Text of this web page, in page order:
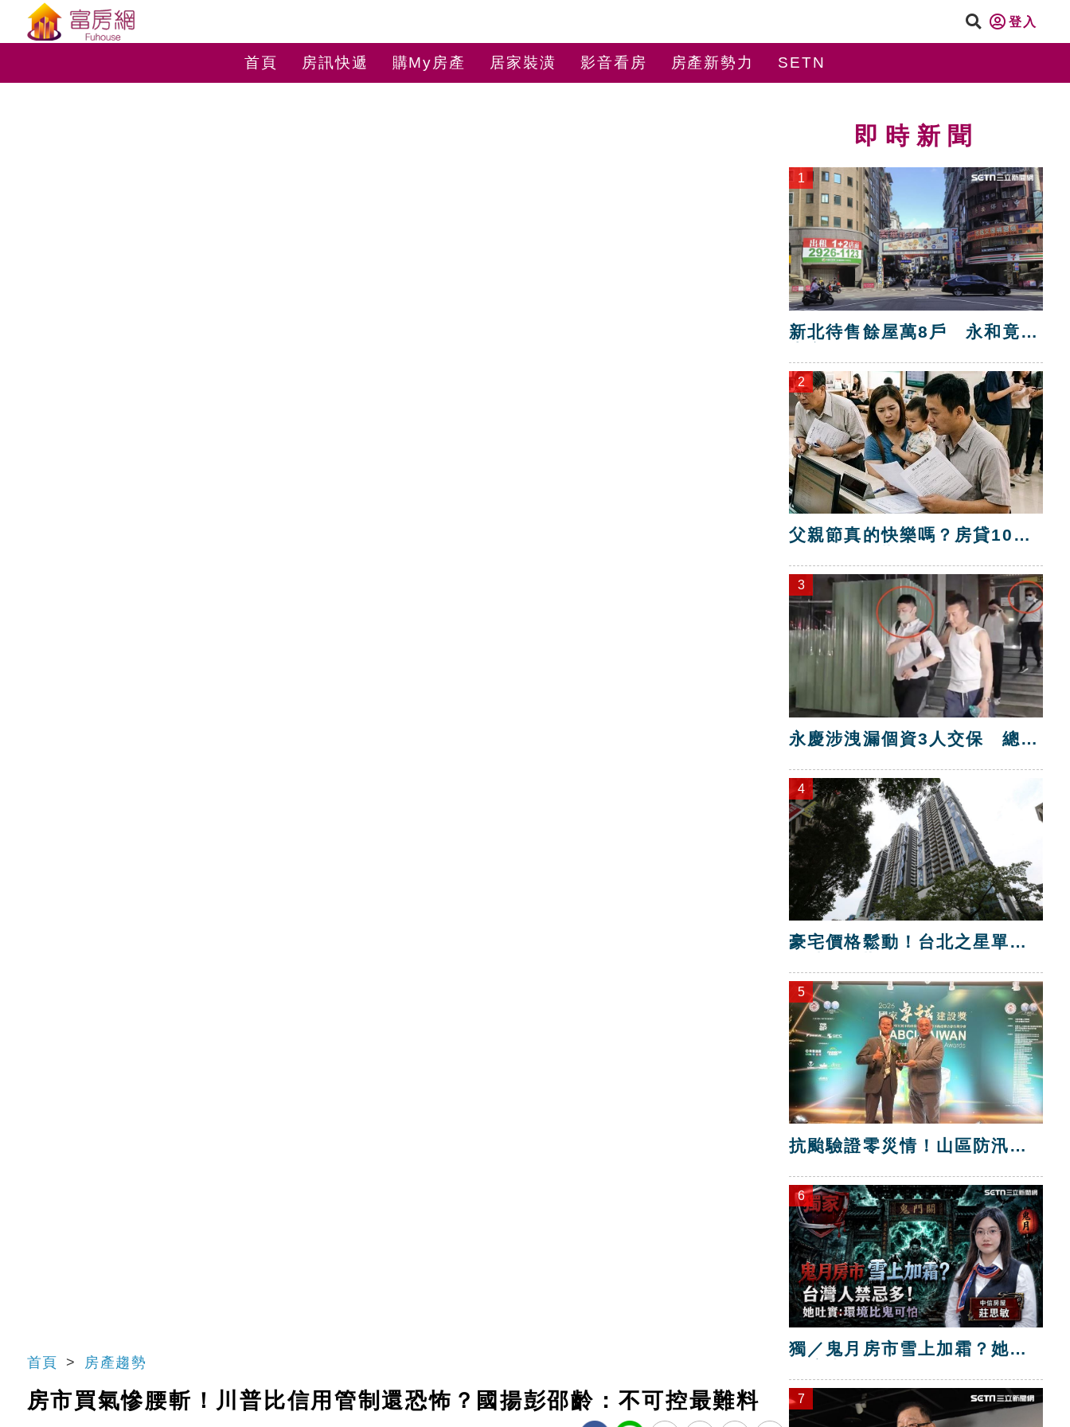
登入
首頁 房訊快遞 購My房產 居家裝潢 影音看房 房產新勢力 SETN
首頁 房產趨勢
房市買氣慘腰斬！川普比信用管制還恐怖？國揚彭邵齡：不可控最難料
即時新聞
1
新北待售餘屋萬8戶 永和竟只
2
父親節真的快樂嗎？房貸10年
3
永慶涉洩漏個資3人交保 總部
4
豪宅價格鬆動！台北之星單坪
5
抗颱驗證零災情！山區防汛工
6
獨／鬼月房市雪上加霜？她：
7